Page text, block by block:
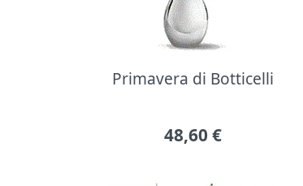
Primavera di Botticelli
48,60 €